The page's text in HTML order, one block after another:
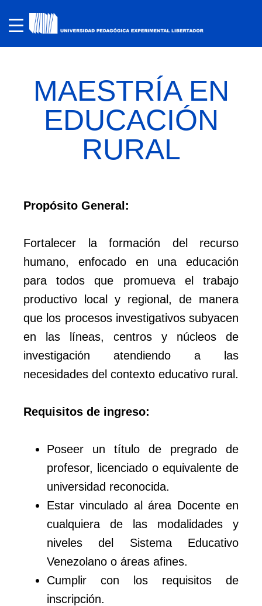
MAESTRÍA EN
EDUCACIÓN
RURAL
Propósito General:
Fortalecer la formación del recurso
humano, enfocado en una educación
para todos que promueva el trabajo
productivo local y regional, de manera
que los procesos investigativos subyacen
en las líneas, centros y núcleos de
investigación atendiendo a las
necesidades del contexto educativo rural.
Requisitos de ingreso:
Poseer un título de pregrado de
profesor, licenciado o equivalente de
universidad reconocida.
Estar vinculado al área Docente en
cualquiera de las modalidades y
niveles del Sistema Educativo
Venezolano o áreas afines.
Cumplir con los requisitos de
inscripción.